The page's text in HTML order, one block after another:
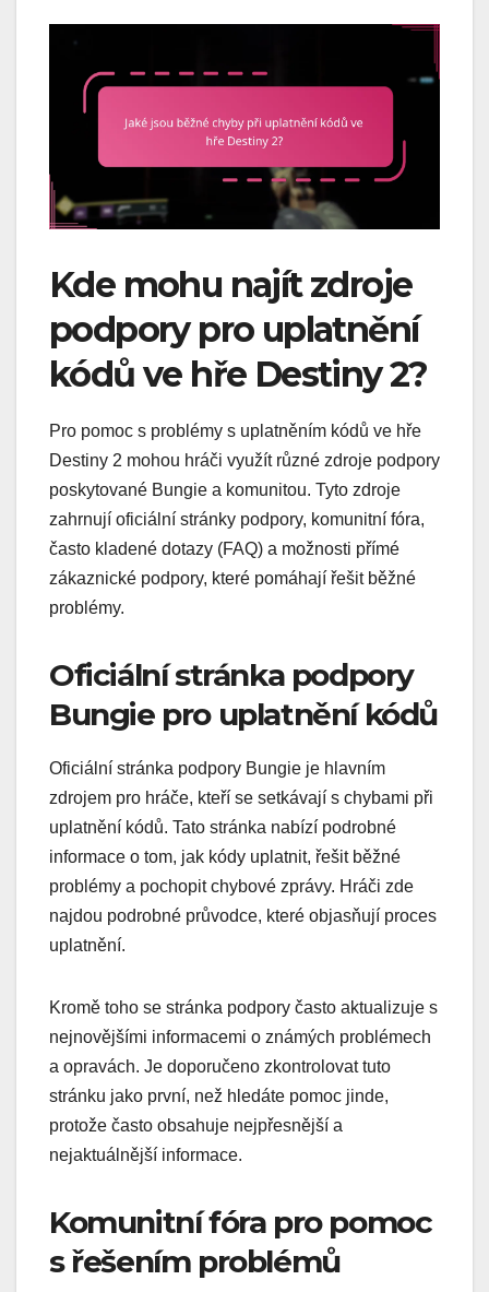
Kde mohu najít zdroje
podpory pro uplatnění
kódů ve hře Destiny 2?
Pro pomoc s problémy s uplatněním kódů ve hře
Destiny 2 mohou hráči využít různé zdroje podpory
poskytované Bungie a komunitou. Tyto zdroje
zahrnují oficiální stránky podpory, komunitní fóra,
často kladené dotazy (FAQ) a možnosti přímé
zákaznické podpory, které pomáhají řešit běžné
problémy.
Oficiální stránka podpory
Bungie pro uplatnění kódů
Oficiální stránka podpory Bungie je hlavním
zdrojem pro hráče, kteří se setkávají s chybami při
uplatnění kódů. Tato stránka nabízí podrobné
informace o tom, jak kódy uplatnit, řešit běžné
problémy a pochopit chybové zprávy. Hráči zde
najdou podrobné průvodce, které objasňují proces
uplatnění.
Kromě toho se stránka podpory často aktualizuje s
nejnovějšími informacemi o známých problémech
a opravách. Je doporučeno zkontrolovat tuto
stránku jako první, než hledáte pomoc jinde,
protože často obsahuje nejpřesnější a
nejaktuálnější informace.
Komunitní fóra pro pomoc
s řešením problémů